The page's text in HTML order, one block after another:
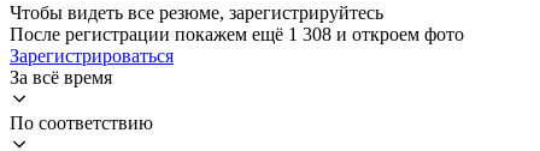
Чтобы видеть все резюме, зарегистрируйтесь
После регистрации покажем ещё 1 308 и откроем фото
Зарегистрироваться
За всё время
По соответствию